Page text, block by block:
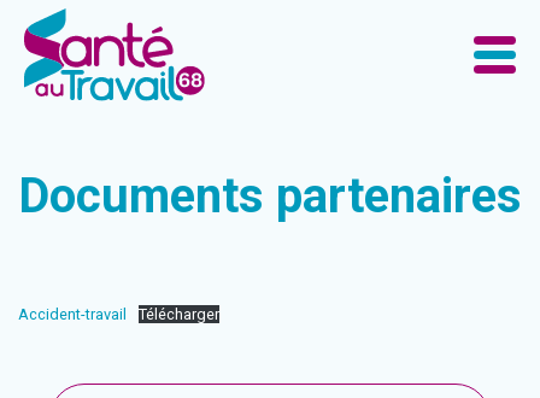
Documents partenaires
Accident-travail Télécharger